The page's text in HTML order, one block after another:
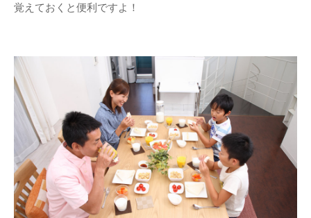
覚えておくと便利ですよ！